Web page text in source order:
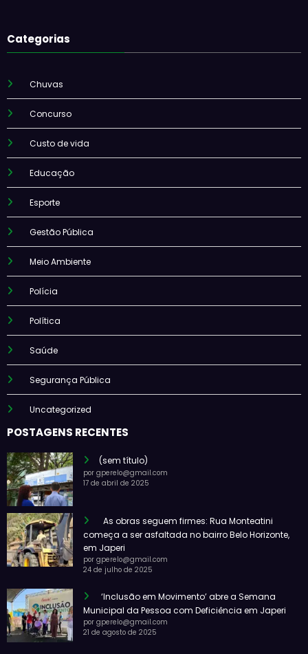
Categorias
Chuvas
Concurso
Custo de vida
Educação
Esporte
Gestão Pública
Meio Ambiente
Polícia
Política
Saúde
Segurança Pública
Uncategorized
POSTAGENS RECENTES
(sem título)
por gperelo@gmail.com
17 de abril de 2025
As obras seguem firmes: Rua Monteatini
começa a ser asfaltada no bairro Belo Horizonte,
em Japeri
por gperelo@gmail.com
24 de julho de 2025
‘Inclusão em Movimento’ abre a Semana
Municipal da Pessoa com Deficiência em Japeri
por gperelo@gmail.com
21 de agosto de 2025